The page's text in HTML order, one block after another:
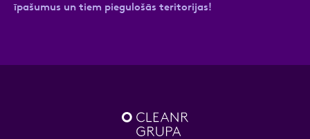
īpašumus un tiem piegulošās teritorijas!